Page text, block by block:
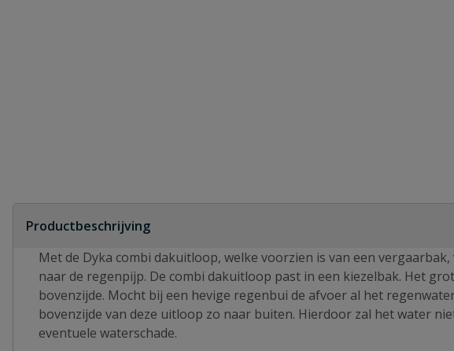
Productbeschrijving
Met de Dyka combi dakuitloop, welke voorzien is van een
naar de regenpijp. De combi dakuitloop past in een kiezelbak. Het
bovenzijde. Mocht bij een hevige regenbui de afvoer al het
bovenzijde van deze uitloop zo naar buiten. Hierdoor zal het water
eventuele waterschade.